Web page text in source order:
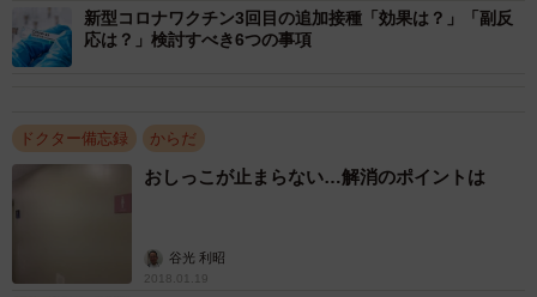
新型コロナワクチン3回目の追加接種「効果は？」「副反
応は？」検討すべき6つの事項
ドクター備忘録 からだ
おしっこが止まらない…解消のポイントは
谷光 利昭
2018.01.19